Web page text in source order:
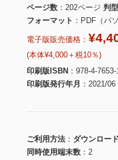
ページ数
202ページ 判型
フォーマット
PDF（パ
電子版販売価格：
(本体¥4,000＋税10％)
印刷版ISBN
978-4-
印刷版発行年月
2021/06
ご利用方法
ダウンロー
同時使用端末数
2